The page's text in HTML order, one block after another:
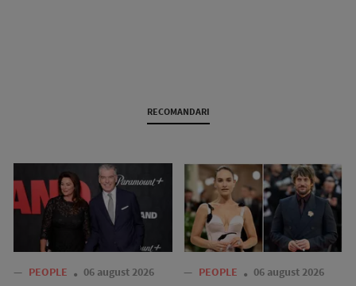
RECOMANDARI
— PEOPLE 06 august 2026 — PEOPLE 06 august 2026